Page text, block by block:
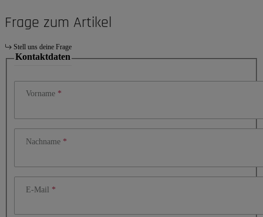
Frage zum Artikel
Stell uns deine Frage
Kontaktdaten
Vorname
Nachname
E-Mail